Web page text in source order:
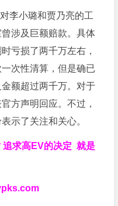
李小璐和贾乃亮的工
涉及巨额赔款。具体
亏损了两千万左右，
次性清算，但是确已
额超过两千万。对于
方声明回应。不过，
示了关注和关心。
追求高EV的决定就是